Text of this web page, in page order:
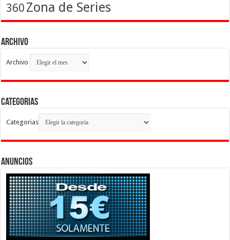
360 Zona de Series
Archivo
Archivo
Categorias
Categorias
Anuncios